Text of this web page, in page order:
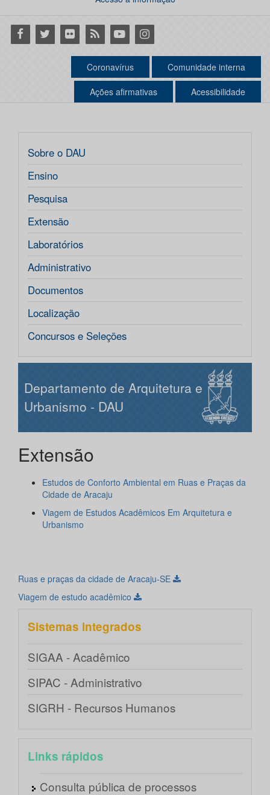
Facebook
Twitter Flickr RSS YoutubeInstagram
Coronavírus Comunidade interna
Ações afirmativas Acessibilidade
Sobre o DAU
Ensino
Pesquisa
Extensão
Laboratórios
Administrativo
Documentos
Localização
Concursos e Seleções
Departamento de Arquitetura e
Urbanismo - DAU
Extensão
Estudos de Conforto Ambiental em Ruas e Praças da
Cidade de Aracaju
Viagem de Estudos Acadêmicos Em Arquitetura e
Urbanismo
Ruas e praças da cidade de Aracaju-SE
Viagem de estudo acadêmico
Sistemas integrados
SIGAA - Acadêmico
SIPAC - Administrativo
SIGRH - Recursos Humanos
Links rápidos
Consulta pública de processos